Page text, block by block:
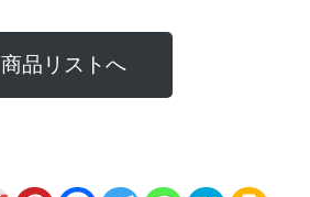
商品リストへ